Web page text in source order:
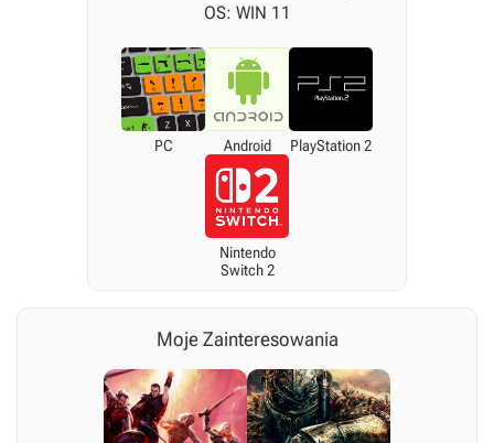
OS: WIN 11
PC Android PlayStation 2
Nintendo
Switch 2
Moje Zainteresowania